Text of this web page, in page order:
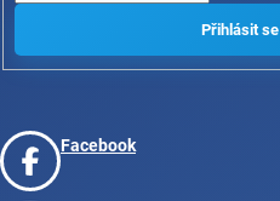
Facebook